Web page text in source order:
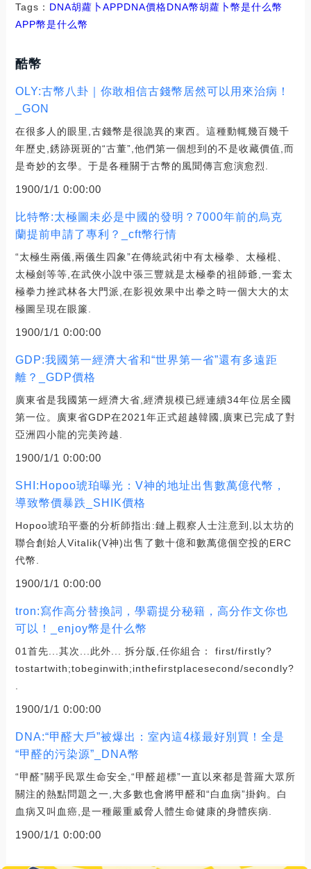
Tags： DNA胡蘿卜APPDNA價格DNA幣胡蘿卜幣是什么幣
APP幣是什么幣
酷幣
OLY:古幣八卦｜你敢相信古錢幣居然可以用來治病！
_GON
在很多人的眼里,古錢幣是很詭異的東西。這種動輒幾百幾千
年歷史,銹跡斑斑的“古董”,他們第一個想到的不是收藏價值,而
是奇妙的玄學。于是各種關于古幣的風聞傳言愈演愈烈.
1900/1/1 0:00:00
比特幣:太極圖未必是中國的發明？7000年前的烏克
蘭提前申請了專利？_cft幣行情
“太極生兩儀,兩儀生四象”在傳統武術中有太極拳、太極棍、
太極劍等等,在武俠小說中張三豐就是太極拳的祖師爺,一套太
極拳力挫武林各大門派,在影視效果中出拳之時一個大大的太
極圖呈現在眼簾.
1900/1/1 0:00:00
GDP:我國第一經濟大省和“世界第一省”還有多遠距
離？_GDP價格
廣東省是我國第一經濟大省,經濟規模已經連續34年位居全國
第一位。廣東省GDP在2021年正式超越韓國,廣東已完成了對
亞洲四小龍的完美跨越.
1900/1/1 0:00:00
SHI:Hopoo琥珀曝光：V神的地址出售數萬億代幣，
導致幣價暴跌_SHIK價格
Hopoo琥珀平臺的分析師指出:鏈上觀察人士注意到,以太坊的
聯合創始人Vitalik(V神)出售了數十億和數萬億個空投的ERC
代幣.
1900/1/1 0:00:00
tron:寫作高分替換詞，學霸提分秘籍，高分作文你也
可以！_enjoy幣是什么幣
01首先...其次...此外... 拆分版,任你組合： first/firstly?
tostartwith;tobeginwith;inthefirstplacesecond/secondly?
1900/1/1 0:00:00
DNA:“甲醛大戶”被爆出：室內這4樣最好別買！全是
“甲醛的污染源”_DNA幣
“甲醛”關乎民眾生命安全,“甲醛超標”一直以來都是普羅大眾所
關注的熱點問題之一,大多數也會將甲醛和“白血病”掛鉤。白
血病又叫血癌,是一種嚴重威脅人體生命健康的身體疾病.
1900/1/1 0:00:00